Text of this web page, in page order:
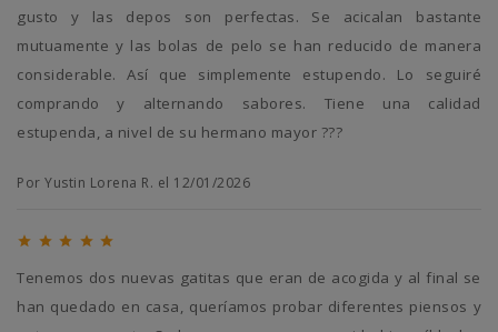
gusto y las depos son perfectas. Se acicalan bastante
mutuamente y las bolas de pelo se han reducido de manera
considerable. Así que simplemente estupendo. Lo seguiré
comprando y alternando sabores. Tiene una calidad
estupenda, a nivel de su hermano mayor ???
Por Yustin Lorena R. el 12/01/2026
    
Tenemos dos nuevas gatitas que eran de acogida y al final se
han quedado en casa, queríamos probar diferentes piensos y